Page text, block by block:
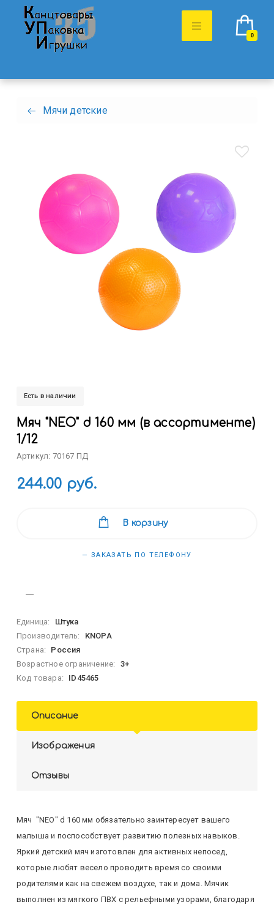
0
Мячи детские
Есть в наличии
Мяч "NEO" d 160 мм (в ассортименте)
1/12
Артикул: 70167 ПД
244.00 руб.
В корзину
— ЗАКАЗАТЬ ПО ТЕЛЕФОНУ
Единица:
Штука
Производитель:
KNOPA
Страна:
Россия
Возрастное ограничение:
3+
Код товара:
ID45465
Описание
Изображения
Отзывы
Мяч "NEO" d 160 мм обязательно заинтересует вашего
малыша и поспособствует развитию полезных навыков.
Яркий детский мяч изготовлен для активных непосед,
которые любят весело проводить время со своими
родителями как на свежем воздухе, так и дома. Мячик
выполнен из мягкого ПВХ с рельефными узорами, благодаря